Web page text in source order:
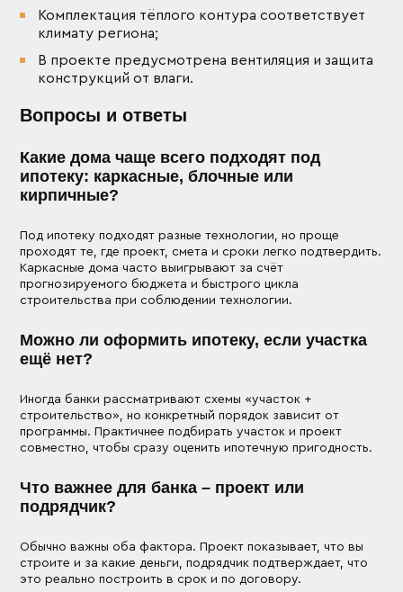
Комплектация тёплого контура соответствует
климату региона;
В проекте предусмотрена вентиляция и защита
конструкций от влаги.
Вопросы и ответы
Какие дома чаще всего подходят под
ипотеку: каркасные, блочные или
кирпичные?
Под ипотеку подходят разные технологии, но проще
проходят те, где проект, смета и сроки легко подтвердить.
Каркасные дома часто выигрывают за счёт
прогнозируемого бюджета и быстрого цикла
строительства при соблюдении технологии.
Можно ли оформить ипотеку, если участка
ещё нет?
Иногда банки рассматривают схемы «участок +
строительство», но конкретный порядок зависит от
программы. Практичнее подбирать участок и проект
совместно, чтобы сразу оценить ипотечную пригодность.
Что важнее для банка – проект или
подрядчик?
Обычно важны оба фактора. Проект показывает, что вы
строите и за какие деньги, подрядчик подтверждает, что
это реально построить в срок и по договору.